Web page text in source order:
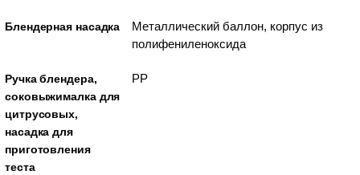
Блендерная насадка
Металлический баллон, корпус из
полифениленоксида
Ручка блендера,
соковыжималка для
цитрусовых,
насадка для
приготовления
теста
PP